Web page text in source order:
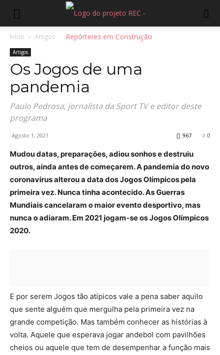
Início Artigos
Artigos
Os Jogos de uma
pandemia
Paulo Pedrosa, jornalista da Sport TV e editor deste
programa
Agosto 1, 2021 0
967
Mudou datas, preparações, adiou sonhos e destruiu
outros, ainda antes de começarem.A pandemia do novo
coronavírus alterou a data dos Jogos Olímpicos pela
primeira vez. Nunca tinha acontecido. As Guerras
Mundiais cancelaram o maior evento desportivo, mas
nunca o adiaram. Em 2021 jogam-se os Jogos Olímpicos
2020.
E por serem Jogos tão atípicos vale a pena saber aquilo
que sente alguém que mergulha pela primeira vez na
grande competição. Mas também conhecer as histórias à
volta. Aquele que esperava jogar andebol com pavilhões
cheios ou aquele que tem de desempenhar a função mais